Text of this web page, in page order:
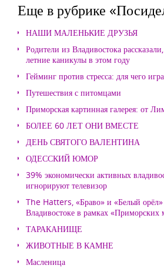
Еще в рубрике
НАШИ МАЛЕНЬКИЕ ДРУЗЬЯ
Родители из Владивостока
летние каникулы в этом году
Гейминг против стресса: для чего
Путешествия с питомцами
Приморская картинная галерея: от
БОЛЕЕ 60 ЛЕТ ОНИ ВМЕСТЕ
ДЕНЬ СВЯТОГО ВАЛЕНТИНА
ОДЕССКИЙ ЮМОР
39% экономически активных
игнорируют телевизор
The Hatters, «Браво» и «Белый орёл»
Владивостоке в рамках «Приморских
ТАРАКАНИЩЕ
ЖИВОТНЫЕ В КАМНЕ
Масленица